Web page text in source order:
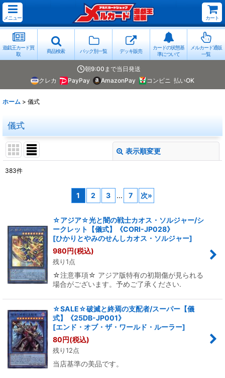
メニュー カート
遊戯王カード買
取
商品検索 パック別一覧 デッキ販売
カードの状態基
準について
メルカード通販
一覧
朝9:00まで当日発送
クレカ
PayPay AmazonPay コンビニ 払いOK
ホーム > 儀式
儀式
表示順変更
絞り込む
383件
1 2 3 ... 7 次»
☆アジア☆光と闇の戦士カオス・ソルジャー/シ
ークレット【儀式】《CORI-JP028》
[ひかりとやみのせんしカオス・ソルジャー]
980 円(税込)
残り1点
☆注意事項☆ アジア版特有の初期傷が見られる
場合がございます。予めご了承ください.
☆SALE☆破滅と終焉の支配者/スーパー【儀
式】《25DB-JP001》
[エンド・オブ・ザ・ワールド・ルーラー]
80 円(税込)
残り12点
当店基準の美品です。